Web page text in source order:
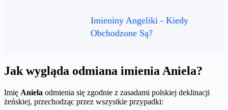
Imieniny Angeliki - Kiedy
Obchodzone Są?
Jak wygląda odmiana imienia Aniela?
Imię Aniela odmienia się zgodnie z zasadami polskiej deklinacji
żeńskiej, przechodząc przez wszystkie przypadki: